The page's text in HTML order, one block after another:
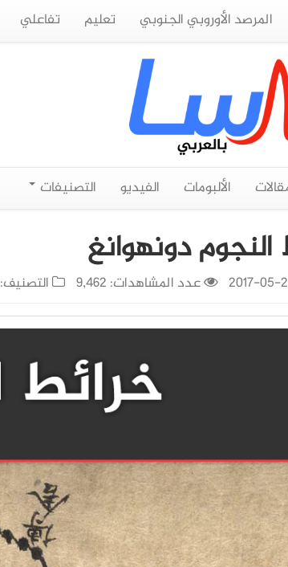
المرصد الأوروبي الجنوبي تعليم تفاعلي
الألبومات الفيديو التصنيفات
دونهوانغ
27- عدد المشاهدات: 9,462 التصنيف: